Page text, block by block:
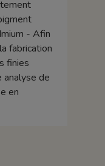
- Afin
fabrication
finies
analyse de
en